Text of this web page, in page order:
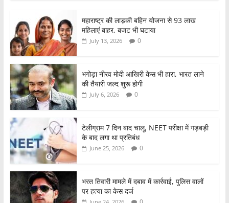
c
e
b
o
o
k
er s
A
p
ar
e
महाराष्ट्र की लाड़की बहिन योजना से 93 लाख
महिलाएं बाहर, बजट भी घटाया
July 13, 2026 0
भगोड़ा नीरव मोदी आखिरी केस भी हारा, भारत लाने
की तैयारी जल्द शुरू होगी
July 6, 2026 0
टेलीग्राम 7 दिन बाद चालू, NEET परीक्षा में गड़बड़ी
के बाद लगा था प्रतिबंध
June 25, 2026 0
भरत तिवारी मामले में दबाव में कार्रवाई, पुलिस वालों
पर हत्या का केस दर्ज